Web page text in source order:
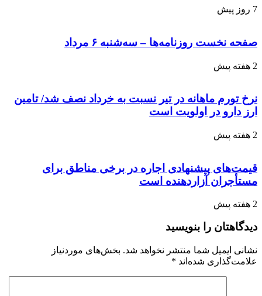
7 روز پیش
صفحه نخست روزنامه‌ها – سه‌شنبه ۶ مرداد
2 هفته پیش
نرخ تورم ماهانه در تیر نسبت به خرداد نصف شد/ تامین
ارز دارو در اولویت است
2 هفته پیش
قیمت‌های پیشنهادی اجاره در برخی مناطق برای
مستأجران آزاردهنده است
2 هفته پیش
دیدگاهتان را بنویسید
نشانی ایمیل شما منتشر نخواهد شد. بخش‌های موردنیاز
علامت‌گذاری شده‌اند *